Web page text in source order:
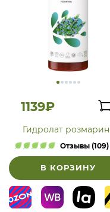
1139₽
Гидролат
Отзывы (109)
В КОРЗИНУ